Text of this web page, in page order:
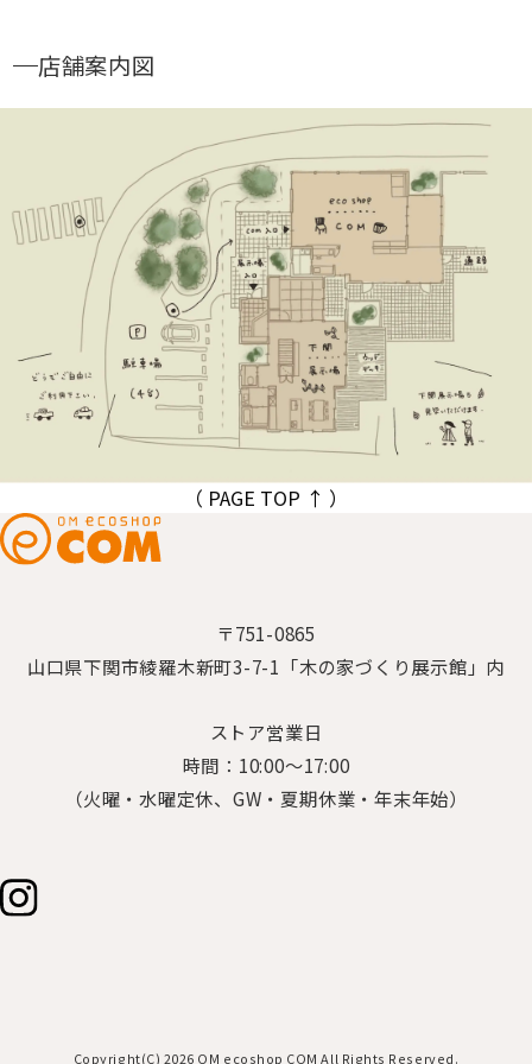
店舗案内図
（ PAGE TOP ↑ ）
〒751-0865
山口県下関市綾羅木新町3-7-1「木の家づくり展示館」内
ストア営業日
時間：10:00～17:00
（火曜・水曜定休、GW・夏期休業・年末年始）
Copyright(C) 2026 OM ecoshop COM All Rights Reserved.